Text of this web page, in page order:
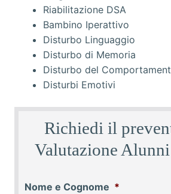
Riabilitazione DSA
Bambino Iperattivo
Disturbo Linguaggio
Disturbo di Memoria
Disturbo del
Disturbi Emotivi
Richiedi il
Valutazione
Nome e Cognome *